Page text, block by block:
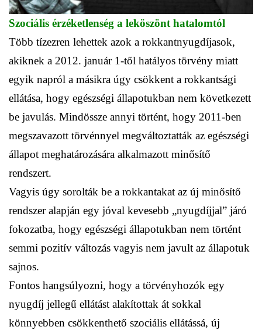
Szociális érzéketlenség a leköszönt hatalomtól
Több tízezren lehettek azok a rokkantnyugdíjasok,
akiknek a 2012. január 1-től hatályos törvény miatt
egyik napról a másikra úgy csökkent a rokkantsági
ellátása, hogy egészségi állapotukban nem következett
be javulás. Mindössze annyi történt, hogy 2011-ben
megszavazott törvénnyel megváltoztatták az egészségi
állapot meghatározására alkalmazott minősítő
rendszert.
Vagyis úgy sorolták be a rokkantakat az új minősítő
rendszer alapján egy jóval kevesebb „nyugdíjjal” járó
fokozatba, hogy egészségi állapotukban nem történt
semmi pozitív változás vagyis nem javult az állapotuk
sajnos.
Fontos hangsúlyozni, hogy a törvényhozók egy
nyugdíj jellegű ellátást alakítottak át sokkal
könnyebben csökkenthető szociális ellátássá, új